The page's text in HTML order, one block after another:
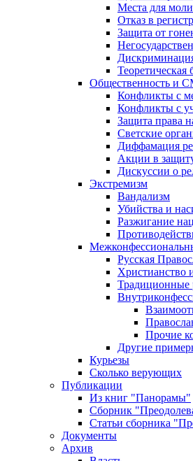
Места для
Отказ в
Защита от
Теоретическая
Общественность и
Конфликты с
Конфликты с
Защита права
Светские
Диффамация
Акции в
Дискуссии о
Экстремизм
Вандализм
Убийства и
Разжигание
Русская
Христианство
Традиционные
Прочие
Другие
Курьезы
Сколько верующих
Публикации
Из книг "Панорамы"
Сборник
Статьи сборника
Документы
Архив